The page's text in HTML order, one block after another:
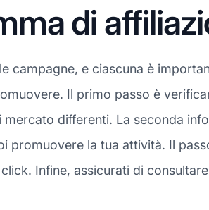
di
campagne, e ciascuna è
Il primo passo è
differenti. La seconda
promuovere la tua attività. Il
Infine, assicurati di